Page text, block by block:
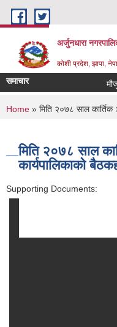
Skip to main content
अर्जुनधारा
कोशी प्रदेश, झापा,
समाचार
You are here
Home » मिति २०७८ साल
मिति २०७८ साल
कार्यपालिकाको
Supporting Documents: